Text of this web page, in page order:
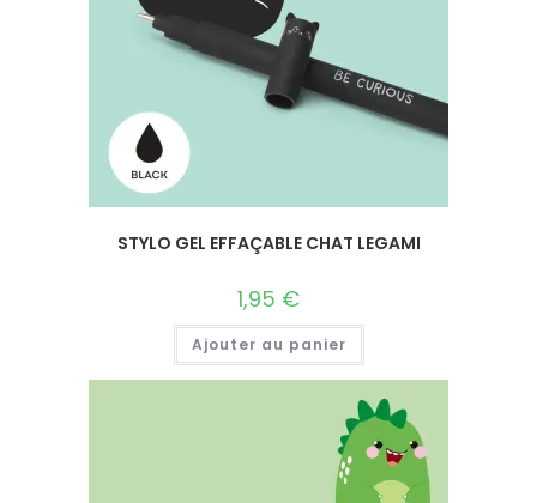
STYLO GEL EFFAÇABLE CHAT LEGAMI
1,95 €
Ajouter au panier